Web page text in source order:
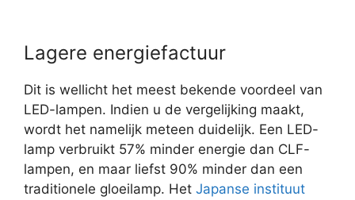
Lagere energiefactuur
Dit is wellicht het meest bekende voordeel van
LED-lampen. Indien u de vergelijking maakt,
wordt het namelijk meteen duidelijk. Een LED-
lamp verbruikt 57% minder energie dan CLF-
lampen, en maar liefst 90% minder dan een
traditionele gloeilamp. Het Japanse instituut